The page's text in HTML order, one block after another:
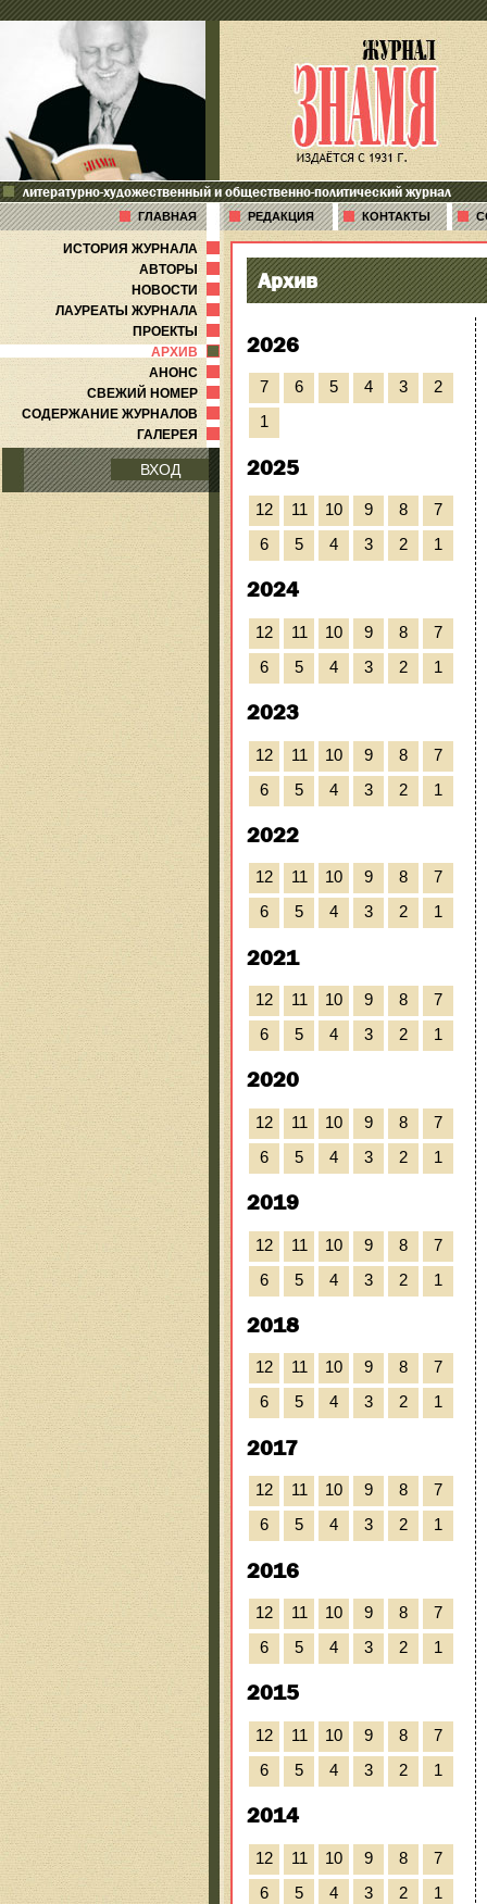
литературно-художественный и общественно-политический журнал
ГЛАВНАЯ РЕДАКЦИЯ КОНТАКТЫ
ИСТОРИЯ ЖУРНАЛА
АВТОРЫ
НОВОСТИ
ЛАУРЕАТЫ ЖУРНАЛА
ПРОЕКТЫ
АРХИВ
АНОНС
СВЕЖИЙ НОМЕР
СОДЕРЖАНИЕ ЖУРНАЛОВ
ГАЛЕРЕЯ
ВХОД
Архив
2026
7 6 5 4 3
2
1
2025
12 11 10 9 8
7
6
5 4 3 2 1
2024
12 11 10 9 8
7
6
5 4 3 2 1
2023
12 11 10 9 8
7
6
5 4 3 2 1
2022
12 11 10 9 8
7
6
5 4 3 2 1
2021
12 11 10 9 8
7
6
5 4 3 2 1
2020
12 11 10 9 8
7
6
5 4 3 2 1
2019
12 11 10 9 8
7
6
5 4 3 2 1
2018
12 11 10 9 8
7
6
5 4 3 2 1
2017
12 11 10 9 8
7
6
5 4 3 2 1
2016
12 11 10 9 8
7
6
5 4 3 2 1
2015
12 11 10 9 8
7
6
5 4 3 2 1
2014
12 11 10 9 8
7
6
5 4 3 2 1